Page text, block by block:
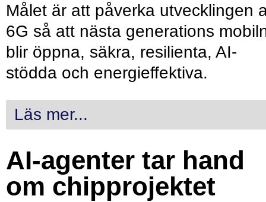
Målet är att påverka utvecklingen
6G så att nästa generations
blir öppna, säkra, resilienta, AI-
stödda och energieffektiva.
Läs mer...
AI-agenter tar hand
om chipprojektet